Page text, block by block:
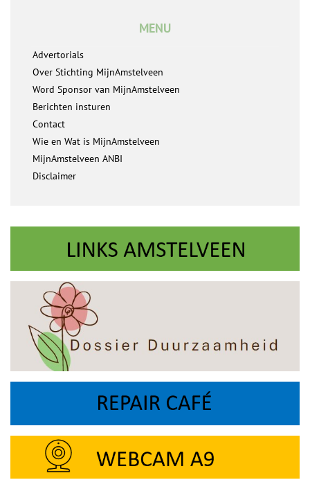
MENU
Advertorials
Over Stichting MijnAmstelveen
Word Sponsor van MijnAmstelveen
Berichten insturen
Contact
Wie en Wat is MijnAmstelveen
MijnAmstelveen ANBI
Disclaimer